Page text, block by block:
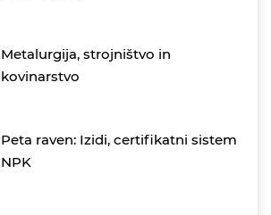
Metalurgija, strojništvo in
kovinarstvo
Peta raven: Izidi, certifikatni sistem
NPK